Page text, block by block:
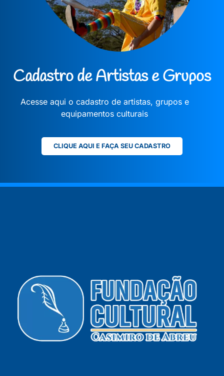
Cadastro de Artistas e Grupos
Acesse aqui o cadastro de artistas, grupos e
equipamentos culturais
CLIQUE AQUI E FAÇA SEU CADASTRO